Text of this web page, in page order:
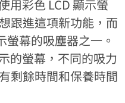
用彩色 LCD 顯示螢
跟進這項新功能，而
螢幕的吸塵器之一。
的螢幕，不同的吸力
剩餘時間和保養時間